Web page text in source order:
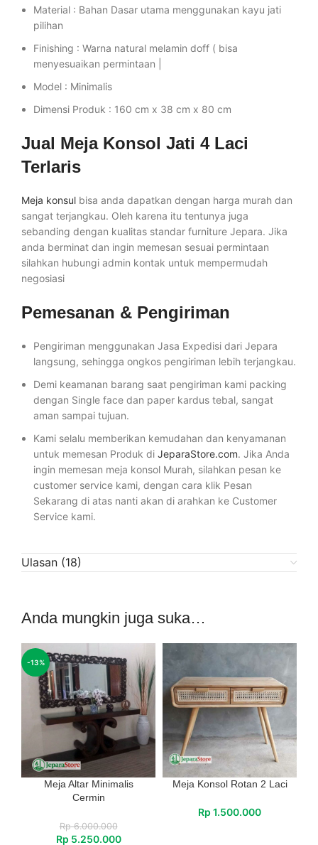
Material : Bahan Dasar utama menggunakan kayu jati
pilihan
Finishing : Warna natural melamin doff ( bisa
menyesuaikan permintaan |
Model : Minimalis
Dimensi Produk : 160 cm x 38 cm x 80 cm
Jual Meja Konsol Jati 4 Laci
Terlaris
Meja konsul bisa anda dapatkan dengan harga murah dan
sangat terjangkau. Oleh karena itu tentunya juga
sebanding dengan kualitas standar furniture Jepara. Jika
anda berminat dan ingin memesan sesuai permintaan
silahkan hubungi admin kontak untuk mempermudah
negosiasi
Pemesanan & Pengiriman
Pengiriman menggunakan Jasa Expedisi dari Jepara
langsung, sehingga ongkos pengiriman lebih terjangkau.
Demi keamanan barang saat pengiriman kami packing
dengan Single face dan paper kardus tebal, sangat
aman sampai tujuan.
Kami selalu memberikan kemudahan dan kenyamanan
untuk memesan Produk di JeparaStore.com. Jika Anda
ingin memesan meja konsol Murah, silahkan pesan ke
customer service kami, dengan cara klik Pesan
Sekarang di atas nanti akan di arahkan ke Customer
Service kami.
Ulasan (18)
Anda mungkin juga suka…
-13%
Meja Altar Minimalis
Cermin
Rp6.000.000
Rp 5.250.000
Meja Konsol Rotan 2 Laci
Rp 1.500.000